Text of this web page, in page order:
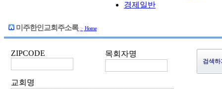
경제일반
미주한인교회주소록 > Home
ZIPCODE 목회자명
교회명